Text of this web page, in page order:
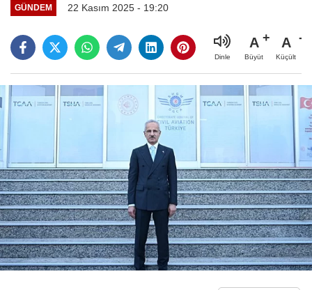
GÜNDEM 22 Kasım 2025 - 19:20
Dinle
A
Büyüt
A
Küçült